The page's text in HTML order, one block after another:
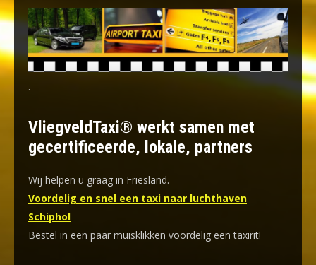
.
VliegveldTaxi® werkt samen met
gecertificeerde, lokale, partners
Wij helpen u graag in Friesland.
Voordelig en snel een taxi naar luchthaven
Schiphol
Bestel in een paar muisklikken voordelig een taxirit!